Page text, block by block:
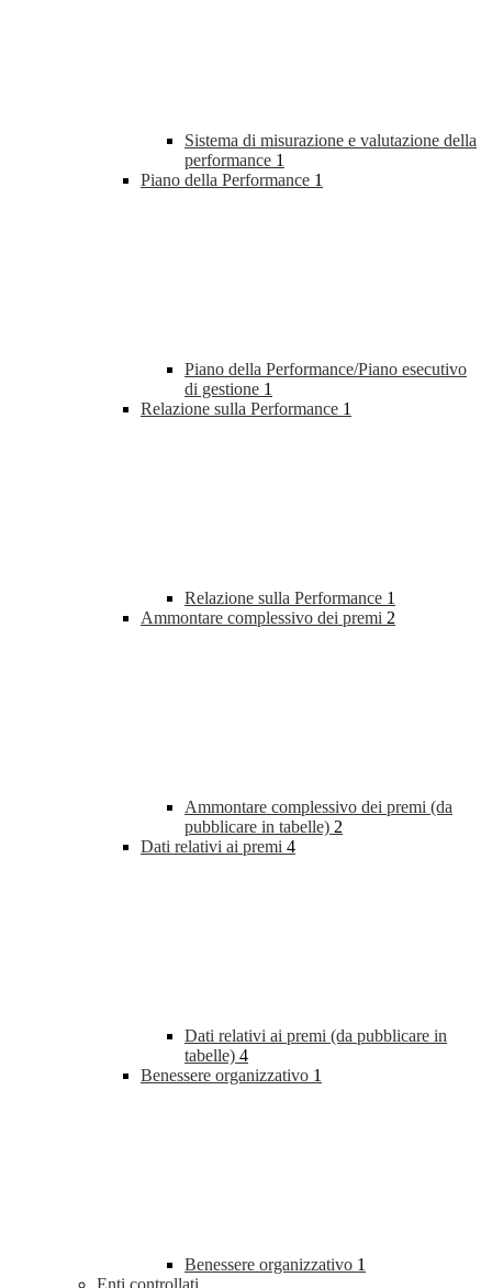
Sistema di misurazione e valutazione della
performance 1
Piano della Performance 1
Piano della Performance/Piano esecutivo
di gestione 1
Relazione sulla Performance 1
Relazione sulla Performance 1
Ammontare complessivo dei premi 2
Ammontare complessivo dei premi (da
pubblicare in tabelle) 2
Dati relativi ai premi 4
Dati relativi ai premi (da pubblicare in
tabelle) 4
Benessere organizzativo 1
Benessere organizzativo 1